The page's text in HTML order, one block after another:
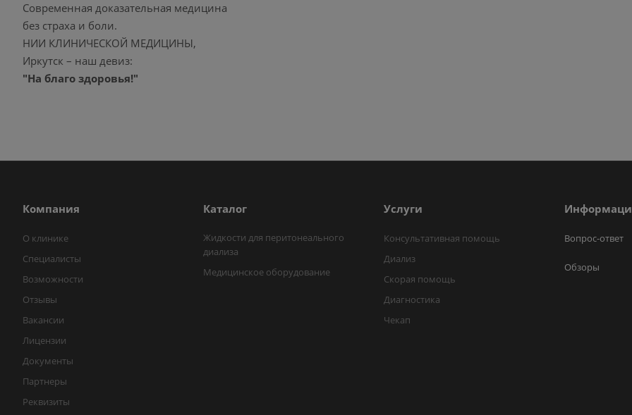
Современная доказательная медицина
без страха и боли.
НИИ КЛИНИЧЕСКОЙ МЕДИЦИНЫ,
Иркутск – наш девиз:
"На благо здоровья!"
Компания
О клинике
Специалисты
Возможности
Отзывы
Вакансии
Лицензии
Документы
Партнеры
Реквизиты
Каталог
Жидкости для перитонеального
диализа
Медицинское оборудование
Услуги
Консультативная помощь
Диализ
Скорая помощь
Диагностика
Чекап
Вопрос-ответ
Обзоры